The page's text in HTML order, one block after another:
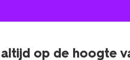
in
altijd op de hoogte